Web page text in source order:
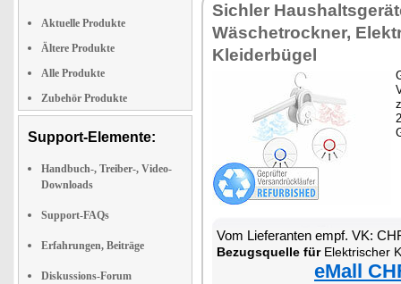
Aktuelle Produkte
Ältere Produkte
Alle Produkte
Zubehör Produkte
Support-Elemente:
Handbuch-, Treiber-, Video-
Downloads
Support-FAQs
Erfahrungen, Beiträge
Diskussions-Forum
Sichler
Wäschetrockner,
Kleiderbügel
Vom Lieferanten empf. VK:
Bezugsquelle fürElektrischer
eMall